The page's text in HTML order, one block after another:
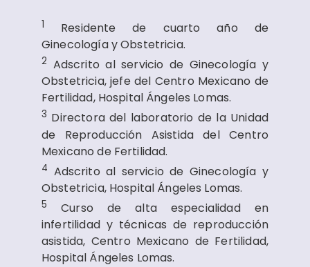
1 Residente de cuarto año de
Ginecología y Obstetricia.
2 Adscrito al servicio de Ginecología y
Obstetricia, jefe del Centro Mexicano de
Fertilidad, Hospital Ángeles Lomas.
3 Directora del laboratorio de la Unidad
de Reproducción Asistida del Centro
Mexicano de Fertilidad.
4 Adscrito al servicio de Ginecología y
Obstetricia, Hospital Ángeles Lomas.
5Curso de alta especialidad en
infertilidad y técnicas de reproducción
asistida, Centro Mexicano de Fertilidad,
Hospital Ángeles Lomas.